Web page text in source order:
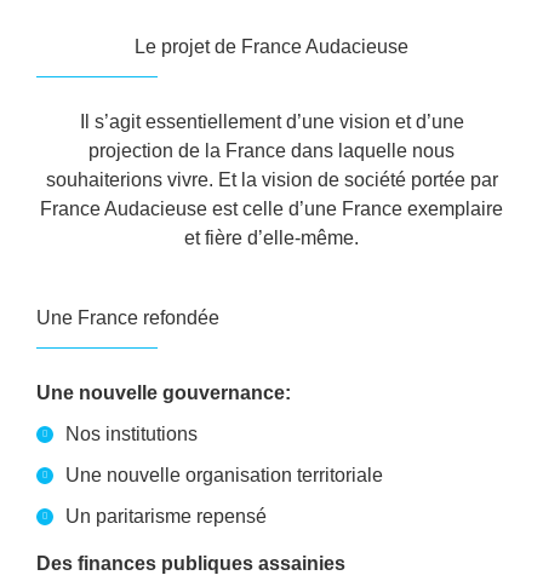
Le projet de France Audacieuse
Il s’agit essentiellement d’une vision et d’une
projection de la France dans laquelle nous
souhaiterions vivre. Et la vision de société portée par
France Audacieuse est celle d’une France exemplaire
et fière d’elle-même.
Une France refondée
Une nouvelle gouvernance:
Nos institutions
Une nouvelle organisation territoriale
Un paritarisme repensé
Des finances publiques assainies